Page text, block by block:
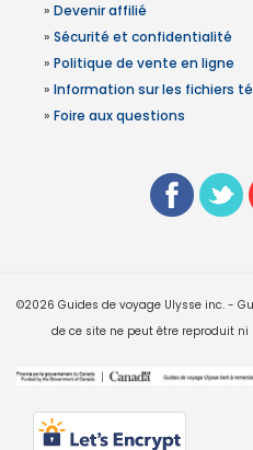
» Devenir affilié
» Sécurité et confidentialité
» Politique de vente en ligne
» Information sur les fichiers
» Foire aux questions
©2026 Guides de voyage Ulysse inc. -
de ce site ne peut être reproduit